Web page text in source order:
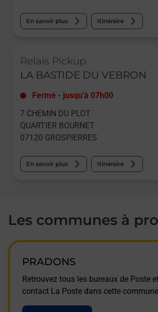
En savoir plus Itinéraire
Relais Pickup
LA BASTIDE DU VEBRON
Fermé - jusqu'à 07h00
7 CHEMIN DU PLOT
QUARTIER BOURNET
07120 GROSPIERRES
En savoir plus Itinéraire
Les communes à
PRADONS
Retrouvez tous les bureaux de Poste
contact La Poste dans cette